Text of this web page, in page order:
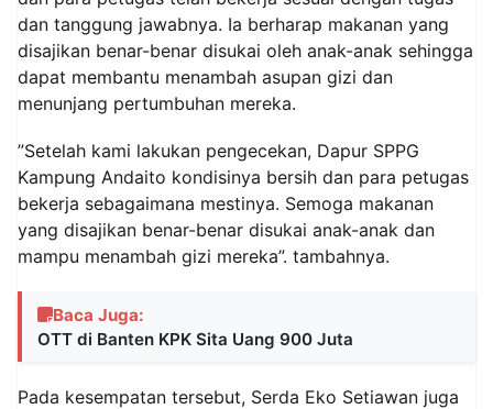
dan tanggung jawabnya. Ia berharap makanan yang
disajikan benar-benar disukai oleh anak-anak sehingga
dapat membantu menambah asupan gizi dan
menunjang pertumbuhan mereka.
”Setelah kami lakukan pengecekan, Dapur SPPG
Kampung Andaito kondisinya bersih dan para petugas
bekerja sebagaimana mestinya. Semoga makanan
yang disajikan benar-benar disukai anak-anak dan
mampu menambah gizi mereka”. tambahnya.
Baca Juga:
OTT di Banten KPK Sita Uang 900 Juta
Pada kesempatan tersebut, Serda Eko Setiawan juga